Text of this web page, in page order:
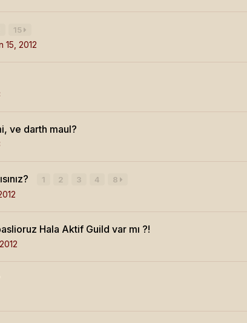
15
15, 2012
ve darth maul?
1 2 3 4 8
Hala Aktif Guild var mı ?!